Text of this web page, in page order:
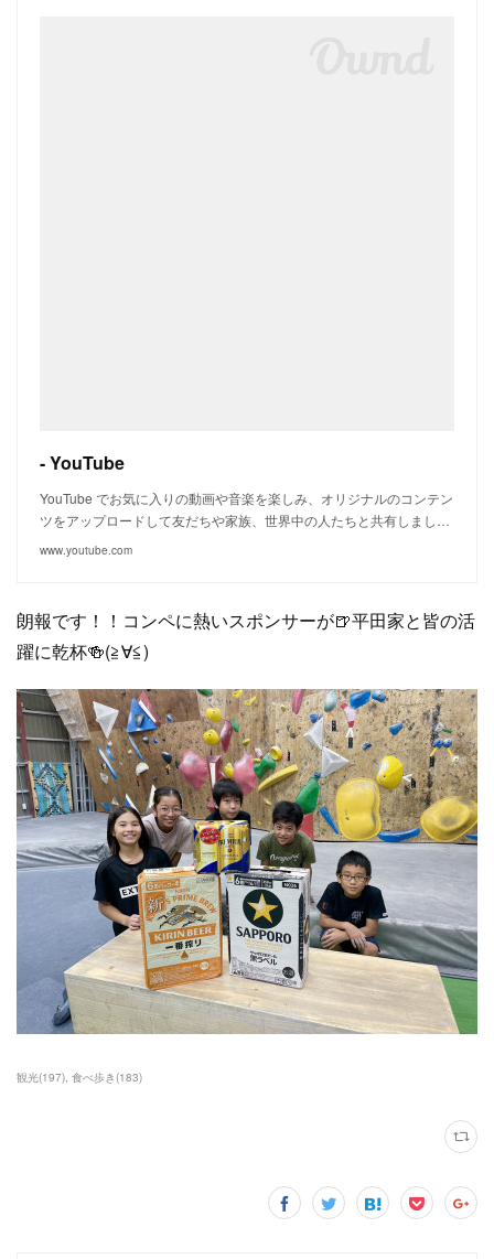
- YouTube
YouTube でお気に入りの動画や音楽を楽しみ、オリジナルのコンテン
ツをアップロードして友だちや家族、世界中の人たちと共有しまし…
www.youtube.com
朗報です！！コンペに熱いスポンサーが🍺平田家と皆の活
躍に乾杯🍻(≧∀≦)
観光(197) 食べ歩き(183)